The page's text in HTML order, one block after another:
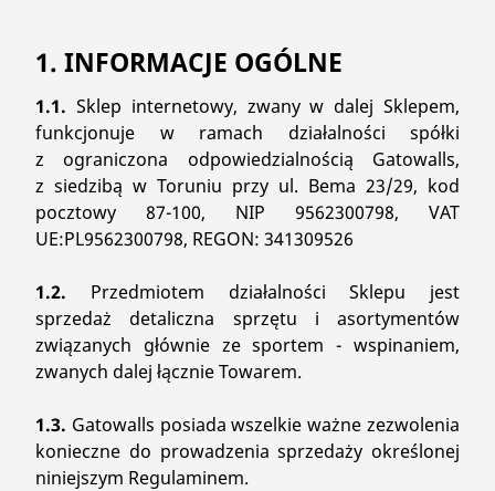
1. INFORMACJE OGÓLNE
1.1. Sklep internetowy, zwany w dalej Sklepem,
funkcjonuje w ramach działalności spółki
z ograniczona odpowiedzialnością Gatowalls,
z siedzibą w Toruniu przy ul. Bema 23/29, kod
pocztowy 87-100, NIP 9562300798, VAT
UE:PL9562300798, REGON: 341309526
1.2. Przedmiotem działalności Sklepu jest
sprzedaż detaliczna sprzętu i asortymentów
związanych głównie ze sportem - wspinaniem,
zwanych dalej łącznie Towarem.
1.3. Gatowalls posiada wszelkie ważne zezwolenia
konieczne do prowadzenia sprzedaży określonej
niniejszym Regulaminem.